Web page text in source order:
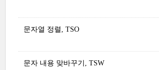
문자열 정렬, TSO
문자 내용 맞바꾸기, TSW